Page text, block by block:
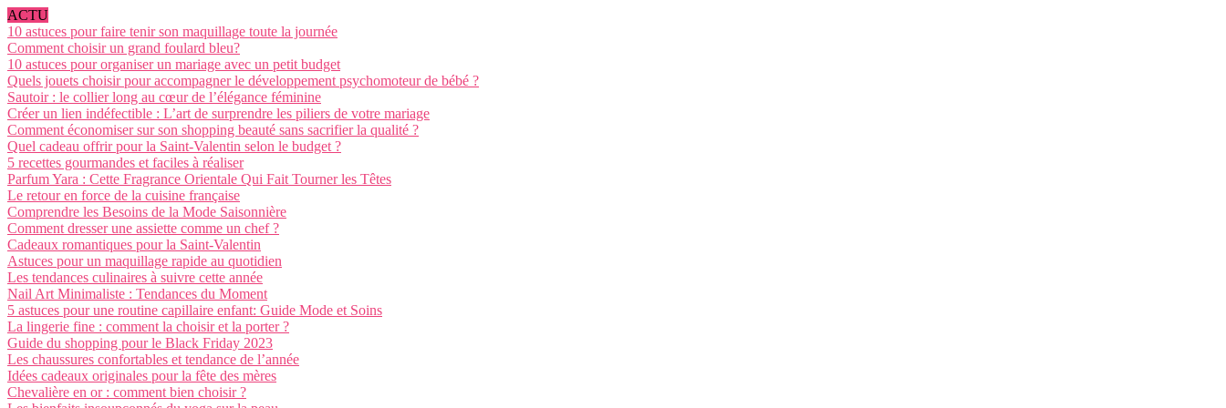
ACTU
10 astuces pour faire tenir son maquillage toute la journée
Comment choisir un grand foulard bleu?
10 astuces pour organiser un mariage avec un petit budget
Quels jouets choisir pour accompagner le développement psychomoteur de bébé ?
Sautoir : le collier long au cœur de l’élégance féminine
Créer un lien indéfectible : L’art de surprendre les piliers de votre mariage
Comment économiser sur son shopping beauté sans sacrifier la qualité ?
Quel cadeau offrir pour la Saint-Valentin selon le budget ?
5 recettes gourmandes et faciles à réaliser
Parfum Yara : Cette Fragrance Orientale Qui Fait Tourner les Têtes
Le retour en force de la cuisine française
Comprendre les Besoins de la Mode Saisonnière
Comment dresser une assiette comme un chef ?
Cadeaux romantiques pour la Saint-Valentin
Astuces pour un maquillage rapide au quotidien
Les tendances culinaires à suivre cette année
Nail Art Minimaliste : Tendances du Moment
5 astuces pour une routine capillaire enfant: Guide Mode et Soins
La lingerie fine : comment la choisir et la porter ?
Guide du shopping pour le Black Friday 2023
Les chaussures confortables et tendance de l’année
Idées cadeaux originales pour la fête des mères
Chevalière en or : comment bien choisir ?